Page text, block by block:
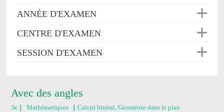
ANNÉE D'EXAMEN
CENTRE D'EXAMEN
SESSION D'EXAMEN
Avec des angles
3e Mathématiques
Calcul littéral, Géométrie dans le plan